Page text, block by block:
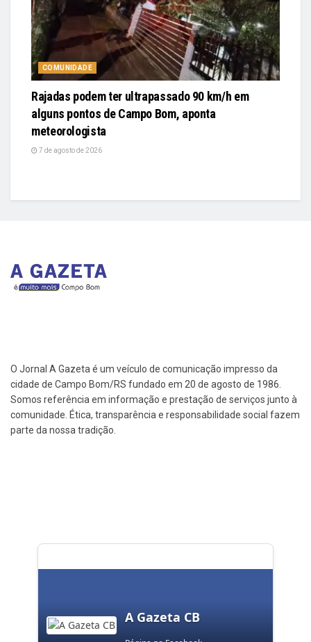
COMUNIDADE
Rajadas podem ter ultrapassado 90 km/h em
alguns pontos de Campo Bom, aponta
meteorologista
7 de agosto de 2026
O Jornal A Gazeta é um veículo de comunicação impresso da
cidade de Campo Bom/RS fundado em 20 de agosto de 1986.
Somos referência em informação e prestação de serviços junto à
comunidade. Ética, transparência e responsabilidade social fazem
parte da nossa tradição.
A Gazeta CB